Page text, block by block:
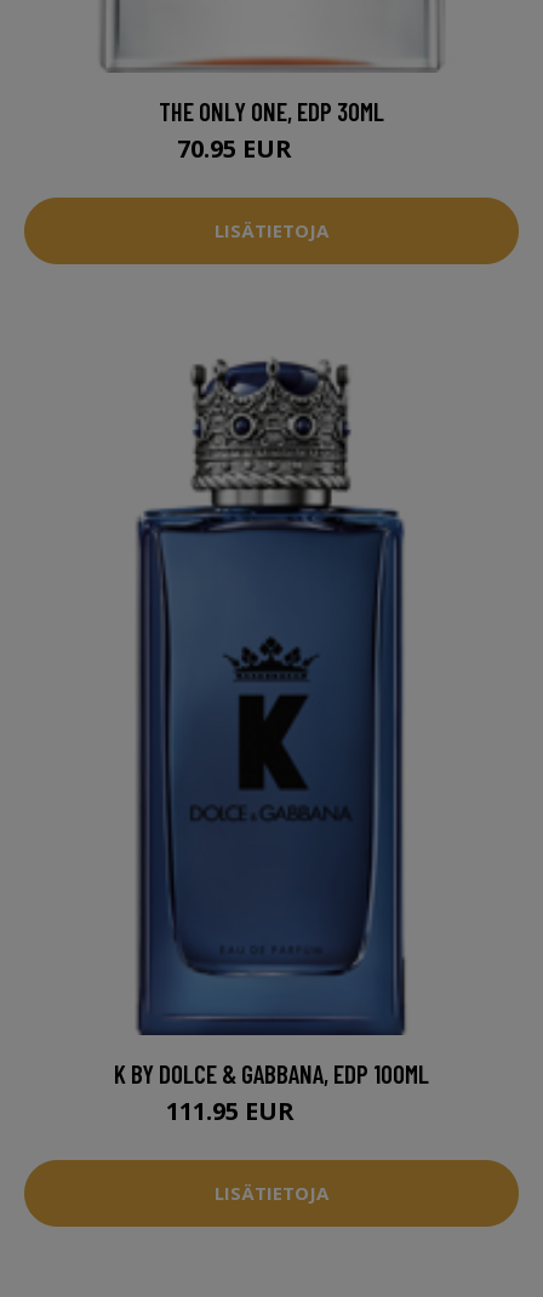
THE ONLY ONE, EDP 30ML
70.95 EUR
LISÄTIETOJA
K BY DOLCE & GABBANA, EDP 100ML
111.95 EUR
LISÄTIETOJA